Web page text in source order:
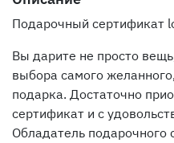
Подарочный сертификат
Вы дарите не просто
выбора самого
подарка. Достаточно
сертификат и с
Обладатель